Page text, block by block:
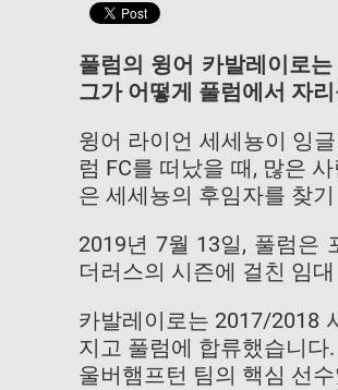
풀럼의 윙어 카발레이로
그가 어떻게 풀럼에서 자
윙어 라이언 세세뇽이 잉
럼 FC를 떠났을 때, 많은
은 세세뇽의 후임자를 찾
2019년 7월 13일, 풀럼은
더러스의 시즌에 걸친 임
카발레이로는 2017/2018
지고 풀럼에 합류했습니
울버햄프턴 팀의 핵심 선